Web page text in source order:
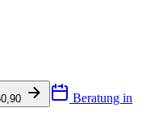
Beratung in